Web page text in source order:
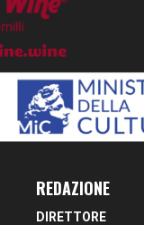
REDAZIONE
DIRETTORE